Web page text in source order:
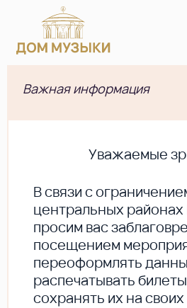
Важная информация
Уважаемые
В cвязи с
центральных
просим вас
посещением
переоформлять
распечатывать
сохранять их на